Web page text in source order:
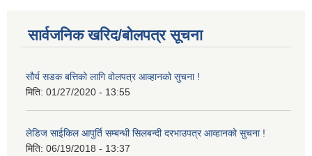
सार्वजनिक खरिद/बोलपत्र सूचना
सौर्य सडक बत्तिको लागि वोलपत्र आव्हानको सुचना !
मिति: 01/27/2020 - 13:55
लेडिज साईकिल आपुर्ति सम्बन्धी सिलबन्दी दरभाउपत्र आव्हानको सुचना !
मिति: 06/19/2018 - 13:37